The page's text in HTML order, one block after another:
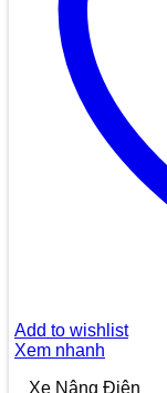
Add to wishlist
Xem nhanh
Xe Nâng Điện